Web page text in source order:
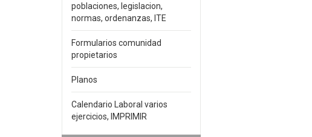
poblaciones, legislacion,
normas, ordenanzas, ITE
Formularios comunidad
propietarios
Planos
Calendario Laboral varios
ejercicios, IMPRIMIR